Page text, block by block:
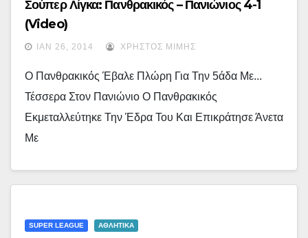
Σούπερ Λίγκα: Πανθρακικός – Πανιώνιος 4-1
(video)
ΙΑΝ 26, 2014 ΧΡΉΣΤΟΣ ΜΊΜΗΣ
Ο Πανθρακικός Έβαλε Πλώρη Για Την 5άδα Με...
Τέσσερα Στον Πανιώνιο Ο Πανθρακικός
Εκμεταλλεύτηκε Την Έδρα Του Και Επικράτησε Άνετα
Με
SUPER LEAGUE ΑΘΛΗΤΙΚΑ